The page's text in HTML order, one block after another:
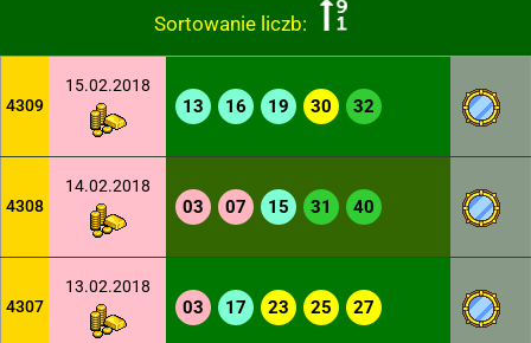
Sortowanie liczb:
4309
15.02.2018
13 16 19 30 32
4308
14.02.2018
03 07 15 31 40
4307
13.02.2018
03 17 23 25 27